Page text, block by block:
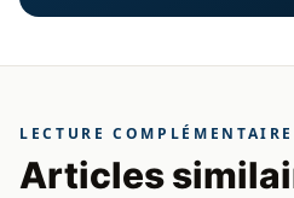
LECTURE COMPLÉMENTAIRE
Articles